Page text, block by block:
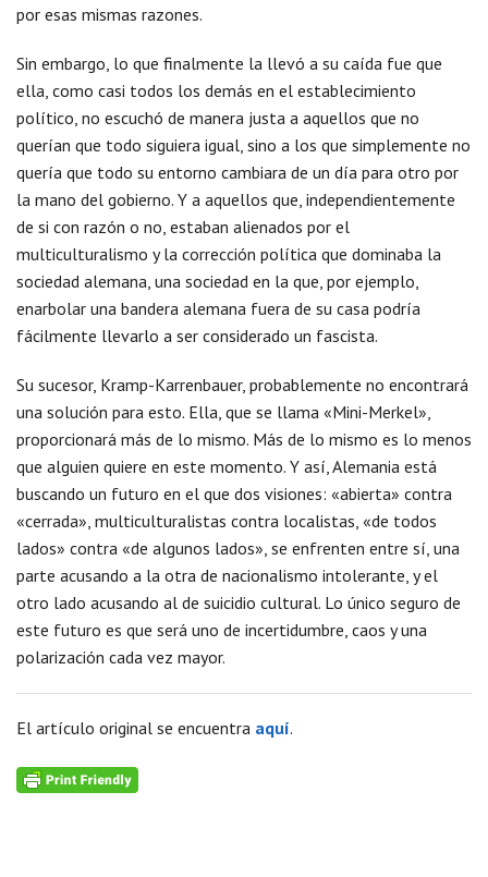
por esas mismas razones.
Sin embargo, lo que finalmente la llevó a su caída fue que
ella, como casi todos los demás en el establecimiento
político, no escuchó de manera justa a aquellos que no
querían que todo siguiera igual, sino a los que simplemente no
quería que todo su entorno cambiara de un día para otro por
la mano del gobierno. Y a aquellos que, independientemente
de si con razón o no, estaban alienados por el
multiculturalismo y la corrección política que dominaba la
sociedad alemana, una sociedad en la que, por ejemplo,
enarbolar una bandera alemana fuera de su casa podría
fácilmente llevarlo a ser considerado un fascista.
Su sucesor, Kramp-Karrenbauer, probablemente no encontrará
una solución para esto. Ella, que se llama «Mini-Merkel»,
proporcionará más de lo mismo. Más de lo mismo es lo menos
que alguien quiere en este momento. Y así, Alemania está
buscando un futuro en el que dos visiones: «abierta» contra
«cerrada», multiculturalistas contra localistas, «de todos
lados» contra «de algunos lados», se enfrenten entre sí, una
parte acusando a la otra de nacionalismo intolerante, y el
otro lado acusando al de suicidio cultural. Lo único seguro de
este futuro es que será uno de incertidumbre, caos y una
polarización cada vez mayor.
El artículo original se encuentra aquí.